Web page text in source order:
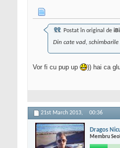
Postat în original de
Din cate vad,
Vor fi cu pup up )) hai ca
21st March 2013, 00:36
Dragos
Membru